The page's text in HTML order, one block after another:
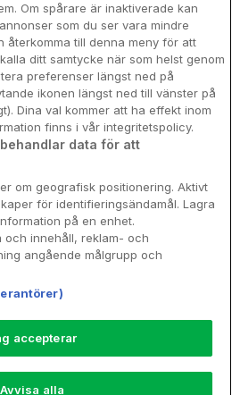
Nya hotell
av en del av Coop
Sverige 171 88 Solna,
00 00, Org.nr: 556710-
Partnererbjudande:
partnererbjudande
Om spårare är inaktiverade kan
som du ser vara mindre
återkomma till denna meny för att
ditt samtycke när som helst genom
preferenser längst ned på
ikonen längst ned till vänster på
Dina val kommer att ha effekt inom
finns i vår integritetspolicy.
data för att
om geografisk positionering. Aktivt
för identifieringsändamål. Lagra
på en enhet.
och innehåll, reklam- och
angående målgrupp och
accepterar
Avvisa alla